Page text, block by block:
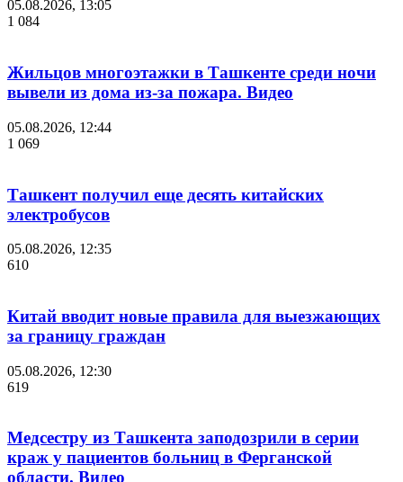
05.08.2026, 13:05
1 084
Жильцов многоэтажки в Ташкенте среди ночи
вывели из дома из-за пожара. Видео
05.08.2026, 12:44
1 069
Ташкент получил еще десять китайских
электробусов
05.08.2026, 12:35
610
Китай вводит новые правила для выезжающих
за границу граждан
05.08.2026, 12:30
619
Медсестру из Ташкента заподозрили в серии
краж у пациентов больниц в Ферганской
области. Видео